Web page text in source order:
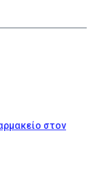
στον